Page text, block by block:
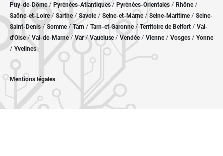
Puy-de-Dôme/ Pyrénées-Atlantiques / Pyrénées-Orientales / Rhône/
Saône-et-Loire/ Sarthe/ Savoie/ Seine-et-Marne/ Seine-Maritime/ Seine-
Saint-Denis /Somme/ Tarn / Tarn-et-Garonne/Territoire de Belfort / Val-
d'Oise/ Val-de-Marne/Var/Vaucluse/ Vendée/ Vienne/ Vosges / Yonne
/ Yvelines
Mentions légales